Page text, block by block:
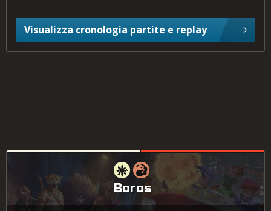
Visualizza cronologia partite e replay
Boros